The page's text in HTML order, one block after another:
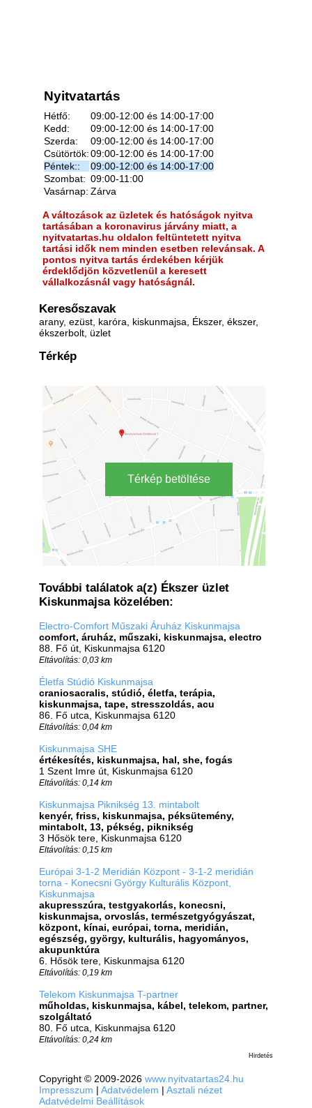
Nyitvatartás
Hétfő:
09:00-12:00 és 14:00-17:00
Kedd:
09:00-12:00 és 14:00-17:00
Szerda:
09:00-12:00 és 14:00-17:00
Csütörtök:09:00-12:00 és 14:00-17:00
Péntek::
09:00-12:00 és 14:00-17:00
Szombat: 09:00-11:00
Vasárnap: Zárva
A változások az üzletek és hatóságok nyitva
tartásában a koronavirus járvány miatt, a
nyitvatartas.hu oldalon feltüntetett nyitva
tartási idők nem minden esetben relevánsak. A
pontos nyitva tartás érdekében kérjük
érdeklődjön közvetlenül a keresett
vállalkozásnál vagy hatóságnál.
Keresőszavak
arany, ezüst, karóra, kiskunmajsa, Ékszer, ékszer,
ékszerbolt, üzlet
Térkép
Térkép betöltése
További találatok a(z) Ékszer üzlet
Kiskunmajsa közelében:
Electro-Comfort Műszaki Áruház Kiskunmajsa
comfort, áruház, műszaki, kiskunmajsa, electro
88. Fő út, Kiskunmajsa 6120
Eltávolítás: 0,03 km
Életfa Stúdió Kiskunmajsa
craniosacralis, stúdió, életfa, terápia,
kiskunmajsa, tape, stresszoldás, acu
86. Fő utca, Kiskunmajsa 6120
Eltávolítás: 0,04 km
Kiskunmajsa SHE
értékesítés, kiskunmajsa, hal, she, fogás
1 Szent Imre út, Kiskunmajsa 6120
Eltávolítás: 0,14 km
Kiskunmajsa Piknikség 13. mintabolt
kenyér, friss, kiskunmajsa, péksütemény,
mintabolt, 13, pékség, piknikség
3 Hősök tere, Kiskunmajsa 6120
Eltávolítás: 0,15 km
Európai 3-1-2 Meridián Központ - 3-1-2 meridián
torna - Konecsni György Kulturális Központ,
Kiskunmajsa
akupresszúra, testgyakorlás, konecsni,
kiskunmajsa, orvoslás, természetgyógyászat,
központ, kínai, európai, torna, meridián,
egészség, györgy, kulturális, hagyományos,
akupunktúra
6. Hősök tere, Kiskunmajsa 6120
Eltávolítás: 0,19 km
Telekom Kiskunmajsa T-partner
műholdas, kiskunmajsa, kábel, telekom, partner,
szolgáltató
80. Fő utca, Kiskunmajsa 6120
Eltávolítás: 0,24 km
Hirdetés
Copyright © 2009-2026 www.nyitvatartas24.hu
Impresszum | Adatvédelem | Asztali nézet
Adatvédelmi Beállítások